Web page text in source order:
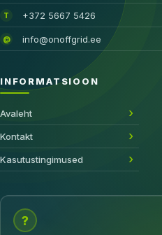
T +372 5667 5426
@ info@onoffgrid.ee
INFORMATSIOON
Avaleht
Kontakt
Kasutustingimused
?